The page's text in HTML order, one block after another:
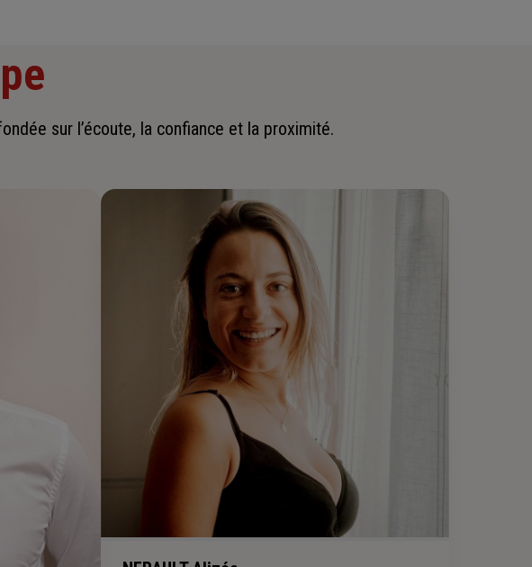
sur l’écoute, la confiance et la proximité.